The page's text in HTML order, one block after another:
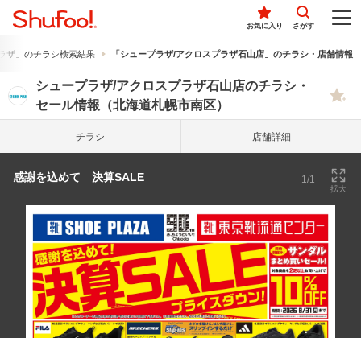
お気に入り さがす
ザ」のチラシ検索結果 「シュープラザ/アクロスプラザ石山店」のチラシ・店舗情報
シュープラザ/アクロスプラザ石山店のチラシ・
セール情報（北海道札幌市南区）
チラシ 店舗詳細
感謝を込めて 決算SALE 1/1
拡大